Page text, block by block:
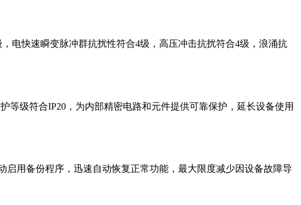
电快速瞬变脉冲群抗扰性符合4级，高压冲击抗扰符合4级，浪涌抗
级符合IP20，为内部精密电路和元件提供可靠保护，延长设备使用
用备份程序，迅速自动恢复正常功能，最大限度减少因设备故障导